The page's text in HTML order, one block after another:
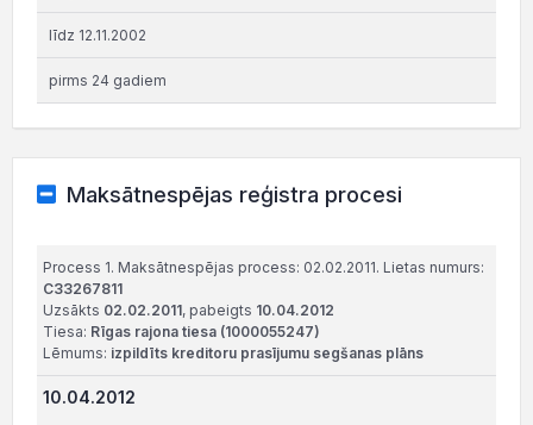
līdz 12.11.2002
pirms 24 gadiem
Maksātnespējas reģistra procesi
Process 1. Maksātnespējas process: 02.02.2011. Lietas numurs:
C33267811
Uzsākts 02.02.2011, pabeigts 10.04.2012
Tiesa: Rīgas rajona tiesa (1000055247)
Lēmums: izpildīts kreditoru prasījumu segšanas plāns
10.04.2012